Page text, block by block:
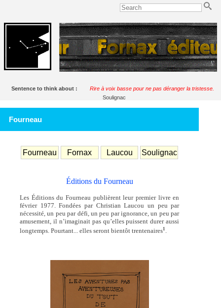
Sentence to think about :
Rire à voix basse pour ne pas déranger la tristesse.
Soulignac
Fourneau
Fourneau Fornax Laucou Soulignac
Éditions du Fourneau
Les Éditions du Fourneau publièrent leur premier livre en
février 1977. Fondées par Christian Laucou un peu par
nécessité, un peu par défi, un peu par ignorance, un peu par
amusement, il n’imaginait pas qu’elles puissent durer aussi
longtemps. Pourtant... elles seront bientôt trentenaires1 .